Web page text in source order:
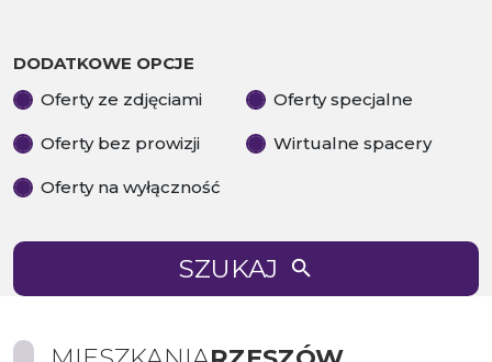
DODATKOWE OPCJE
Oferty ze zdjęciami
Oferty specjalne
Oferty bez prowizji Wirtualne spacery
Oferty na wyłączność
SZUKAJ